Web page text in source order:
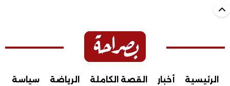
الرئيسية أخبار القصة الكاملة الرياضة سياسة